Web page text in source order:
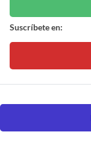
Suscríbete en: